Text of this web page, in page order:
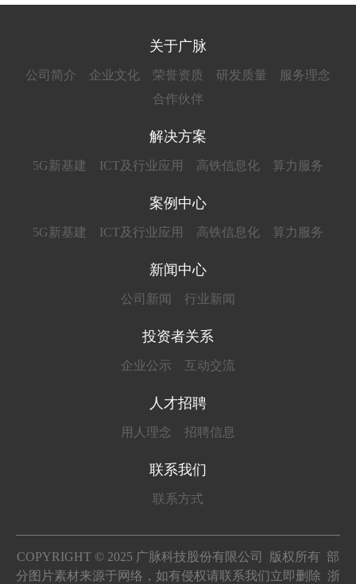
关于广脉
公司简介 企业文化 荣誉资质 研发质量
服务理念
合作伙伴
解决方案
5G新基建 ICT及行业应用 高铁信息化 算力服务
案例中心
5G新基建 ICT及行业应用 高铁信息化 算力服务
新闻中心
公司新闻 行业新闻
投资者关系
企业公示 互动交流
人才招聘
用人理念 招聘信息
联系我们
联系方式
COPYRIGHT © 2025 广脉科技股份有限公司 版权所有 部
分图片素材来源于网络，如有侵权请联系我们立即删除 浙